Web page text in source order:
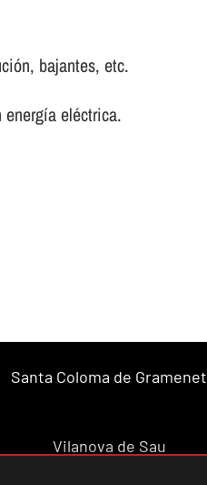
bajantes, etc.
eléctrica.
Santa Coloma de Gramenet
Vilanova de Sau